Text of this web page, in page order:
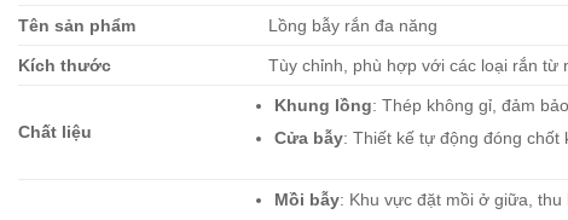
Tên sản phẩm Lồng bẫy rắn đa năng
Kích thước Tùy chỉnh, phù hợp với các loại rắn từ
Chất liệu
Khung lồng: Thép không gỉ, đảm
Cửa bẫy: Thiết kế tự động đóng chốt
Mồi bẫy: Khu vực đặt mồi ở giữa, thu